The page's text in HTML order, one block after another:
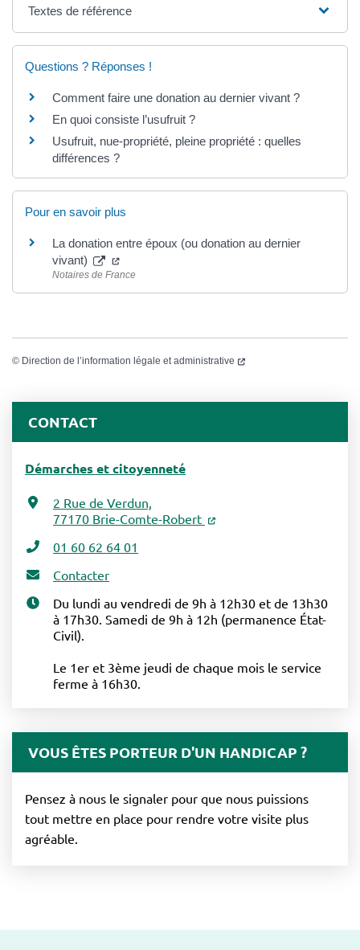
Textes de référence
Questions ? Réponses !
Comment faire une donation au dernier vivant ?
En quoi consiste l’usufruit ?
Usufruit, nue-propriété, pleine propriété : quelles
différences ?
Pour en savoir plus
La donation entre époux (ou donation au dernier
vivant)
Notaires de France
© Direction de l’information légale et administrative
CONTACT
Démarches et citoyenneté
2 Rue de Verdun,
77170 Brie-Comte-Robert
01 60 62 64 01
Contacter
Du lundi au vendredi de 9h à 12h30 et de 13h30
à 17h30. Samedi de 9h à 12h (permanence État-
Civil).
Le 1er et 3ème jeudi de chaque mois le service
ferme à 16h30.
VOUS ÊTES PORTEUR D'UN HANDICAP ?
Pensez à nous le signaler pour que nous puissions
tout mettre en place pour rendre votre visite plus
agréable.